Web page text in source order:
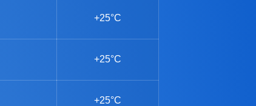
+25°C
+25°C
+25°C